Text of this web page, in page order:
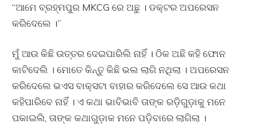
“ଆମେ ବ୍ରହ୍ମପୁର MKCG ରେ ଅଛୁ । ଡକ୍ଟର ଅପରେସନ
କରିଦେଲେ ।”
ମୁଁ ଆଉ କିଛି ଉତ୍ତର ଦେଇପାରିଲି ନାହିଁ । ଠିକ ଅଛି କହି ଫୋନ
କାଟିଦେଲି । ମୋତେ କିନ୍ତୁ କିଛି ଭଲ ଲାଗି ନଥିଲା । ଅପରେସନ
କରିଦେଲେ ଭଏସ ବାକ୍ସଟା ବାହାର କରିଦେଲେ ସେ ଆଉ କଥା
କହିପାରିବେ ନାହିଁ । ଏ କଥା ଭାବିଭାବି ତାଙ୍କ ରଡ଼ିଗୁଡ଼ାକୁ ମନେ
ପକାଇଲି, ତାଙ୍କ କଥାଗୁଡ଼ାକ ମନେ ପଡ଼ିବାରେ ଲାଗିଲା ।